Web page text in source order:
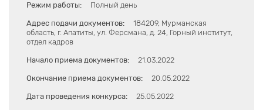
Режим работы: Полный день
Адрес подачи документов:
184209, Мурманская
область, г. Апатиты, ул. Ферсмана, д. 24, Горный институт,
отдел кадров
Начало приема документов: 21.03.2022
Окончание приема документов: 20.05.2022
Дата проведения конкурса: 25.05.2022